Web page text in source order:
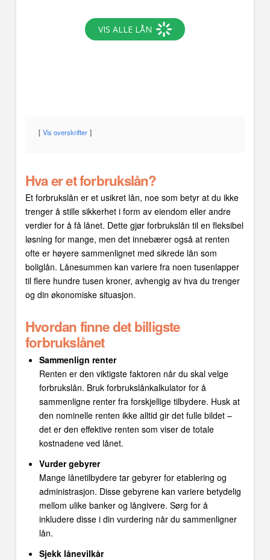
Vis overskrifter
Hva er et forbrukslån?
Et forbrukslån er et usikret lån, noe som betyr at du ikke
trenger å stille sikkerhet i form av eiendom eller andre
verdier for å få lånet. Dette gjør forbrukslån til en fleksibel
løsning for mange, men det innebærer også at renten
ofte er høyere sammenlignet med sikrede lån som
boliglån. Lånesummen kan variere fra noen tusenlapper
til flere hundre tusen kroner, avhengig av hva du trenger
og din økonomiske situasjon.
Hvordan finne det billigste
forbrukslånet
Sammenlign renter
Renten er den viktigste faktoren når du skal velge
forbrukslån. Bruk forbrukslånkalkulator for å
sammenligne renter fra forskjellige tilbydere. Husk at
den nominelle renten ikke alltid gir det fulle bildet –
det er den effektive renten som viser de totale
kostnadene ved lånet.
Vurder gebyrer
Mange lånetilbydere tar gebyrer for etablering og
administrasjon. Disse gebyrene kan variere betydelig
mellom ulike banker og långivere. Sørg for å
inkludere disse i din vurdering når du sammenligner
lån.
Sjekk lånevilkår